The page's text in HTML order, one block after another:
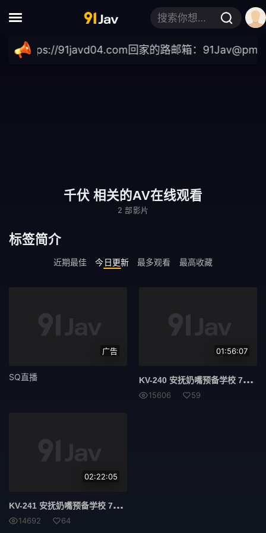
搜索你想要的关键词
：https://91javd04.com回家的路邮箱：
千伏 相关的AV在线观看
2 部影片
标签简介
近期最佳 今日更新 最多观看 最高收藏
广告
SQ直播
01:56:07
KV-
240 安抚奶嘴预备学校 78 Yuzu Shirakawa - 白川柚子
15606 59
02:22:05
KV-
241 安抚奶嘴预备学校 79 七濑八织 - 七濑伊织
14692 64